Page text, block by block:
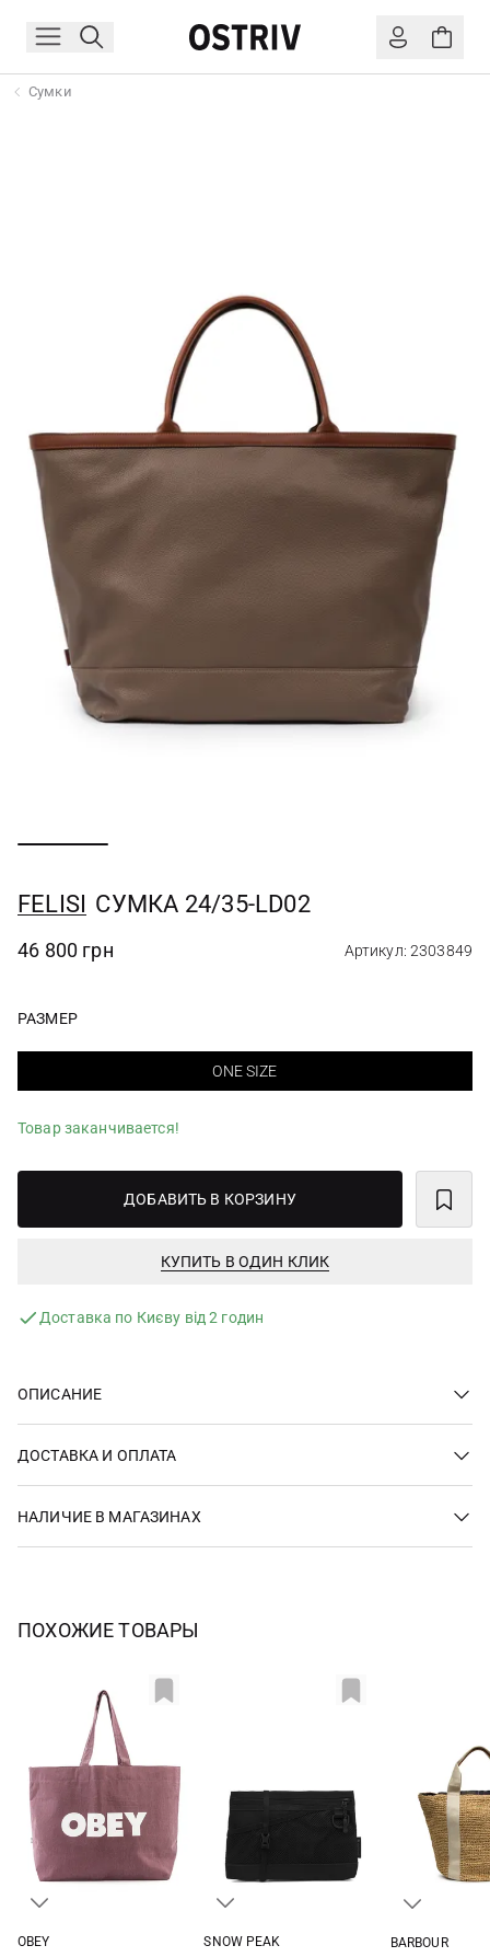
Сумки
FELISI СУМКА 24/35-LD02
46 800 грн Артикул: 2303849
РАЗМЕР
ONE SIZE
Товар заканчивается!
ДОБАВИТЬ В КОРЗИНУ
КУПИТЬ В ОДИН КЛИК
Доставка по Києву від 2 годин
ОПИСАНИЕ
ДОСТАВКА И ОПЛАТА
НАЛИЧИЕ В МАГАЗИНАХ
ПОХОЖИЕ ТОВАРЫ
OBEY
SNOW PEAK
BARBOUR